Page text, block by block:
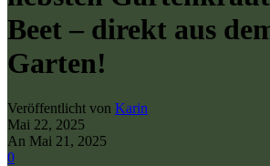
Beet – direkt aus
Garten!
Veröffentlicht von Karin
Mai 22, 2025
An Mai 21, 2025
0